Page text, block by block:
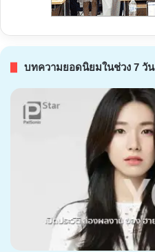
บทความยอดนิยมในช่วง 7 วัน